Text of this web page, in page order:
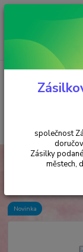
Minimální hodnota
+420 737 737 037
(Po-Pá, 9-18 hod.)
ZVONKOHRY
Zaphir/
Novinka
společnost
Zásilky
městech,